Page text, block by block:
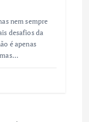
nem sempre
desafios da
é apenas